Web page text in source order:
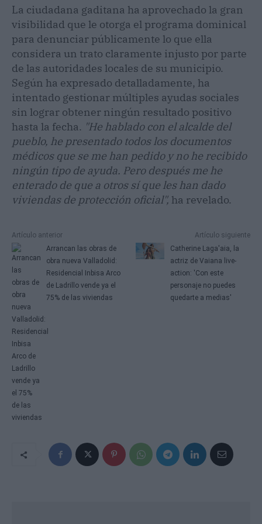
La ciudadana gaditana ha aprovechado la gran
visibilidad que le otorga el programa dominical
para denunciar públicamente lo que ella
considera un trato claramente injusto por parte
de las autoridades locales de su municipio.
Según ha expresado detalladamente, ha
intentado gestionar múltiples ayudas sociales
sin lograr obtener ningún resultado positivo
hasta la fecha. "He hablado con el alcalde del
pueblo, he presentado todos los documentos
médicos que se me han pedido y no he recibido
ningún tipo de ayuda. Pero después me he
enterado de que a otros sí que les han dado
viviendas de protección oficial", ha revelado.
Artículo anterior
Arrancan las obras de
obra nueva Valladolid:
Residencial Inbisa Arco
de Ladrillo vende ya el
75% de las viviendas
Artículo siguiente
Catherine Laga'aia, la
actriz de Vaiana live-
action: 'Con este
personaje no puedes
quedarte a medias'